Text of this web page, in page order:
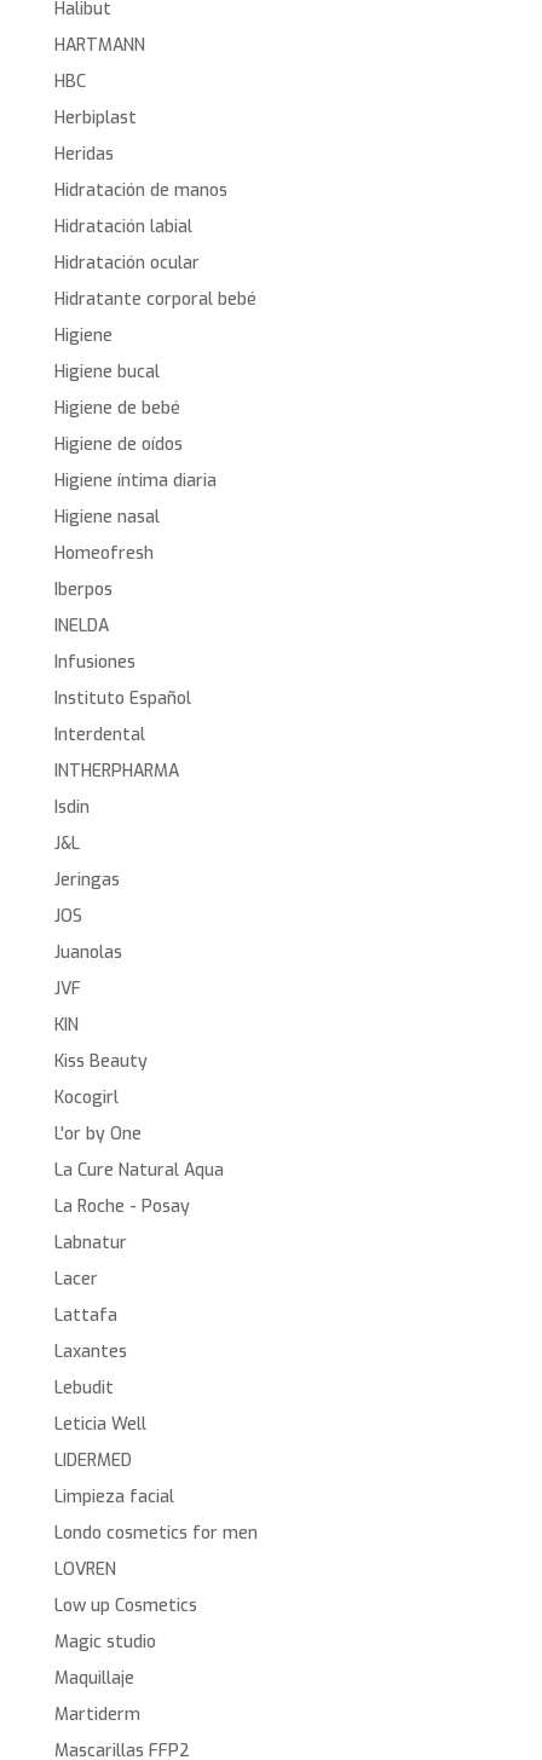
Halibut
HARTMANN
HBC
Herbiplast
Heridas
Hidratación de manos
Hidratación labial
Hidratación ocular
Hidratante corporal bebé
Higiene
Higiene bucal
Higiene de bebé
Higiene de oídos
Higiene íntima diaria
Higiene nasal
Homeofresh
Iberpos
INELDA
Infusiones
Instituto Español
Interdental
INTHERPHARMA
Isdin
J&L
Jeringas
JOS
Juanolas
JVF
KIN
Kiss Beauty
Kocogirl
L'or by One
La Cure Natural Aqua
La Roche - Posay
Labnatur
Lacer
Lattafa
Laxantes
Lebudit
Leticia Well
LIDERMED
Limpieza facial
Londo cosmetics for men
LOVREN
Low up Cosmetics
Magic studio
Maquillaje
Martiderm
Mascarillas FFP2